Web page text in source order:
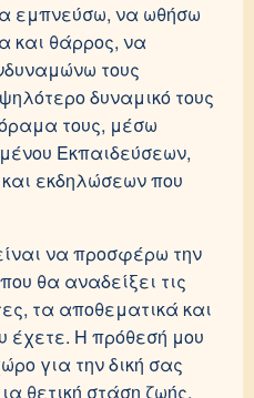
εμπνεύσω, να ωθήσω
και θάρρος, να
τους
δυναμικό τους
τους, μέσω
Εκπαιδεύσεων,
εκδηλώσεων που
να προσφέρω την
θα αναδείξει τις
τα αποθεματικά και
έχετε. Η πρόθεσή μου
για την δική σας
θετική στάση ζωής,